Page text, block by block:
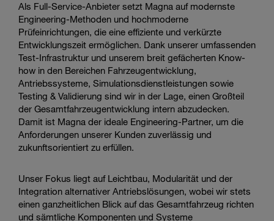
Als Full-Service-Anbieter setzt Magna auf modernste
Engineering-Methoden und hochmoderne
Prüfeinrichtungen, die eine effiziente und verkürzte
Entwicklungszeit ermöglichen. Dank unserer umfassenden
Test-Infrastruktur und unserem breit gefächerten Know-
how in den Bereichen Fahrzeugentwicklung,
Antriebssysteme, Simulationsdienstleistungen sowie
Testing & Validierung sind wir in der Lage, einen Großteil
der Gesamtfahrzeugentwicklung intern abzudecken.
Damit ist Magna der ideale Engineering-Partner, um die
Anforderungen unserer Kunden zuverlässig und
zukunftsorientiert zu erfüllen.
Unser Fokus liegt auf Leichtbau, Modularität und der
Integration alternativer Antriebslösungen, wobei wir stets
einen ganzheitlichen Blick auf das Gesamtfahrzeug richten
und sämtliche Komponenten und Systeme